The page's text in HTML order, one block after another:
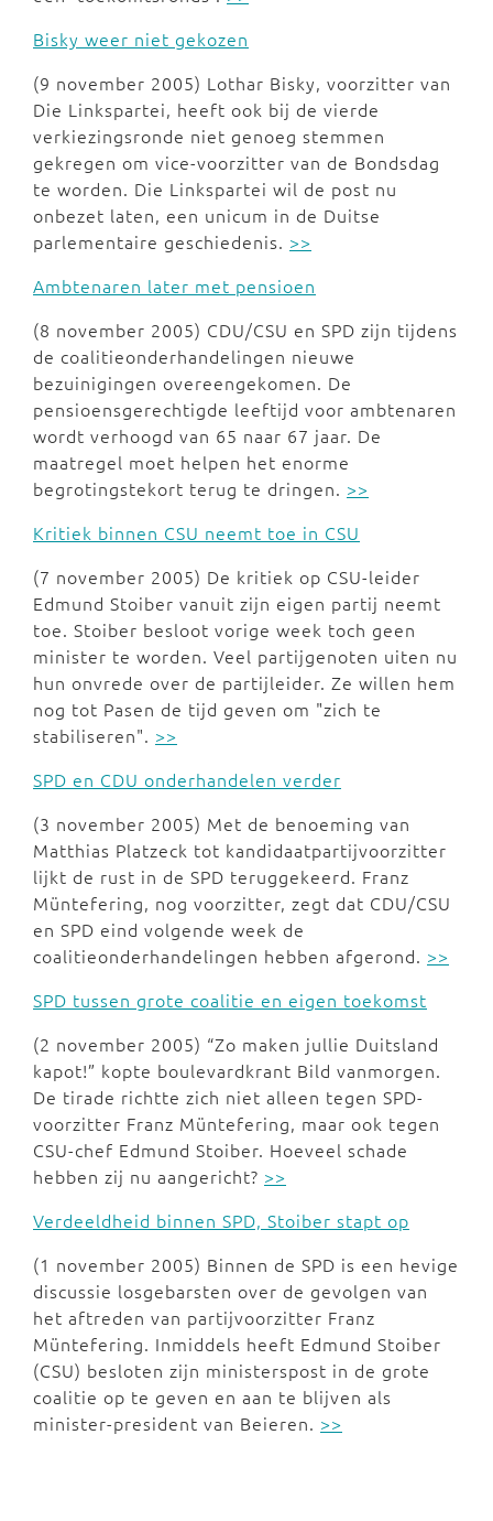
Bisky weer niet gekozen
(9 november 2005) Lothar Bisky, voorzitter van
Die Linkspartei, heeft ook bij de vierde
verkiezingsronde niet genoeg stemmen
gekregen om vice-voorzitter van de Bondsdag
te worden. Die Linkspartei wil de post nu
onbezet laten, een unicum in de Duitse
parlementaire geschiedenis. >>
Ambtenaren later met pensioen
(8 november 2005) CDU/CSU en SPD zijn tijdens
de coalitieonderhandelingen nieuwe
bezuinigingen overeengekomen. De
pensioensgerechtigde leeftijd voor ambtenaren
wordt verhoogd van 65 naar 67 jaar. De
maatregel moet helpen het enorme
begrotingstekort terug te dringen. >>
Kritiek binnen CSU neemt toe in CSU
(7 november 2005) De kritiek op CSU-leider
Edmund Stoiber vanuit zijn eigen partij neemt
toe. Stoiber besloot vorige week toch geen
minister te worden. Veel partijgenoten uiten nu
hun onvrede over de partijleider. Ze willen hem
nog tot Pasen de tijd geven om "zich te
stabiliseren". >>
SPD en CDU onderhandelen verder
(3 november 2005) Met de benoeming van
Matthias Platzeck tot kandidaatpartijvoorzitter
lijkt de rust in de SPD teruggekeerd. Franz
Müntefering, nog voorzitter, zegt dat CDU/CSU
en SPD eind volgende week de
coalitieonderhandelingen hebben afgerond. >>
SPD tussen grote coalitie en eigen toekomst
(2 november 2005) “Zo maken jullie Duitsland
kapot!” kopte boulevardkrant Bild vanmorgen.
De tirade richtte zich niet alleen tegen SPD-
voorzitter Franz Müntefering, maar ook tegen
CSU-chef Edmund Stoiber. Hoeveel schade
hebben zij nu aangericht? >>
Verdeeldheid binnen SPD, Stoiber stapt op
(1 november 2005) Binnen de SPD is een hevige
discussie losgebarsten over de gevolgen van
het aftreden van partijvoorzitter Franz
Müntefering. Inmiddels heeft Edmund Stoiber
(CSU) besloten zijn ministerspost in de grote
coalitie op te geven en aan te blijven als
minister-president van Beieren. >>